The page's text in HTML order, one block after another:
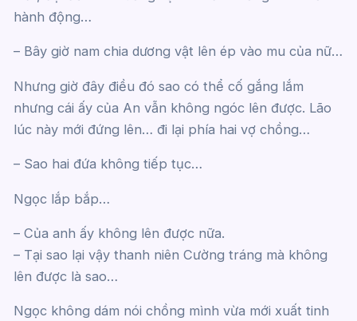
hành động…
– Bây giờ nam chia dương vật lên ép vào mu của nữ…
Nhưng giờ đây điều đó sao có thể cố gắng lắm
nhưng cái ấy của An vẫn không ngóc lên được. Lão
lúc này mới đứng lên… đi lại phía hai vợ chồng…
– Sao hai đứa không tiếp tục…
Ngọc lắp bắp…
– Của anh ấy không lên được nữa.
– Tại sao lại vậy thanh niên Cường tráng mà không
lên được là sao…
Ngọc không dám nói chồng mình vừa mới xuất tinh